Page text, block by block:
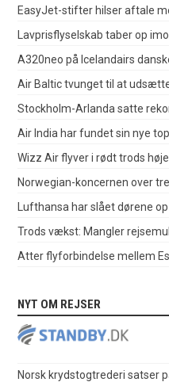
EasyJet-stifter hilser aftale
Lavprisflyselskab taber op
A320neo på Icelandairs
Air Baltic tvunget til at
Stockholm-Arlanda satte
Air India har fundet sin nye
Wizz Air flyver i rødt trods
Norwegian-koncernen over
Lufthansa har slået dørene
Trods vækst: Mangler
Atter flyforbindelse mellem
NYT OM REJSER
Norsk krydstogtrederi satser